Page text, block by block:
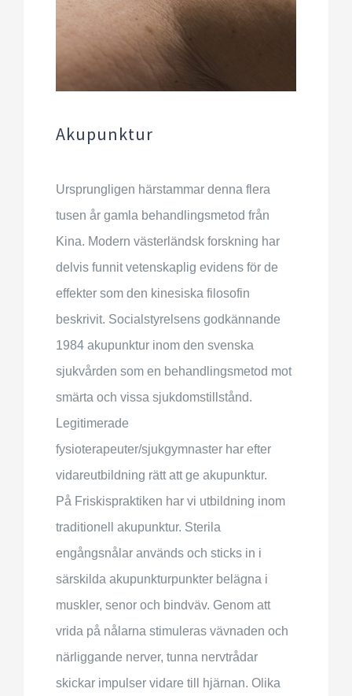
Facebook
Akupunktur
Ursprungligen härstammar denna flera
tusen år gamla behandlingsmetod från
Kina. Modern västerländsk forskning har
delvis funnit vetenskaplig evidens för de
effekter som den kinesiska filosofin
beskrivit. Socialstyrelsens godkännande
1984 akupunktur inom den svenska
sjukvården som en behandlingsmetod mot
smärta och vissa sjukdomstillstånd.
Legitimerade
fysioterapeuter/sjukgymnaster har efter
vidareutbildning rätt att ge akupunktur.
På Friskispraktiken har vi utbildning inom
traditionell akupunktur. Sterila
engångsnålar används och sticks in i
särskilda akupunkturpunkter belägna i
muskler, senor och bindväv. Genom att
vrida på nålarna stimuleras vävnaden och
närliggande nerver, tunna nervtrådar
skickar impulser vidare till hjärnan. Olika